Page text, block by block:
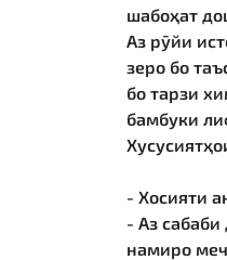
шабоҳат
Аз рӯйи
зеро бо
бо тарзи
бамбуки
- Хосияти
- Аз
намиро